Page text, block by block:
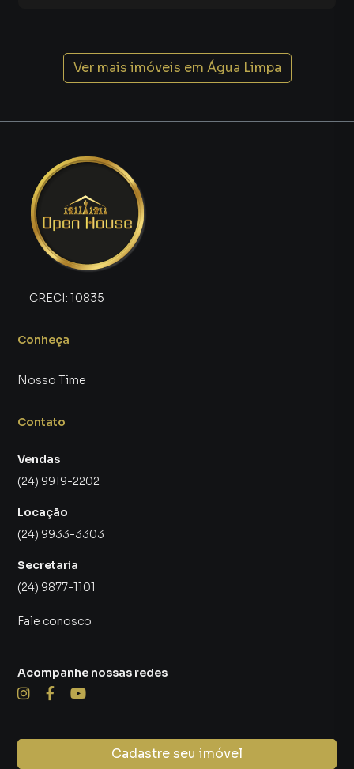
Ver mais imóveis em Água Limpa
CRECI: 10835
Conheça
Nosso Time
Contato
Vendas
(24) 9919-2202
Locação
(24) 9933-3303
Secretaria
(24) 9877-1101
Fale conosco
Cadastre seu imóvel
Acompanhe nossas redes